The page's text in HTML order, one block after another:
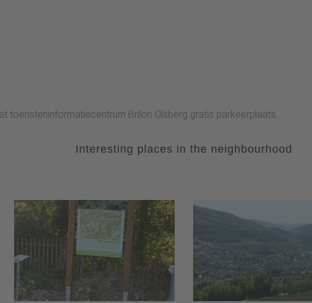
toeristeninformatiecentrum Brilon Olsberg gratis parkeerplaats
Interesting places in the neighbourhood